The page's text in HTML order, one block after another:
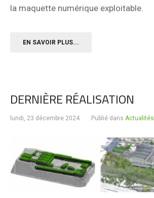
la maquette numérique exploitable.
EN SAVOIR PLUS...
DERNIÈRE RÉALISATION
lundi, 23 décembre 2024 Publié dans Actualités